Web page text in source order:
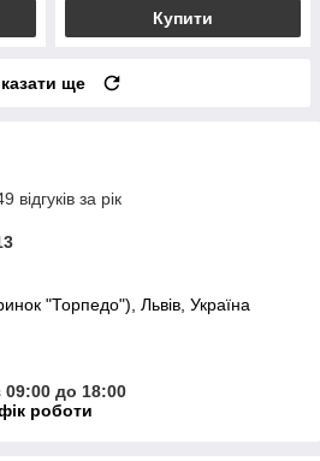
Купити
ще
за рік
"Торпедо"), Львів, Україна
09:00 до 18:00
роботи